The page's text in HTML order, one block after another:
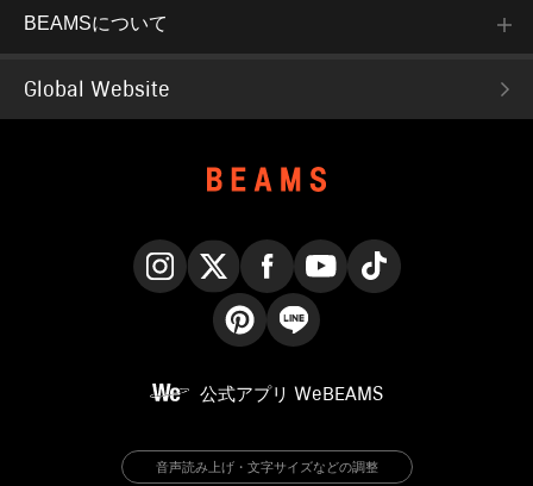
BEAMSについて
Global Website
公式アプリ WeBEAMS
音声読み上げ・文字サイズなどの調整